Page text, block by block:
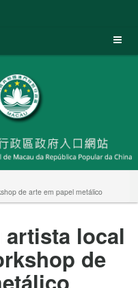
de arte em papel metálico
artista local
de